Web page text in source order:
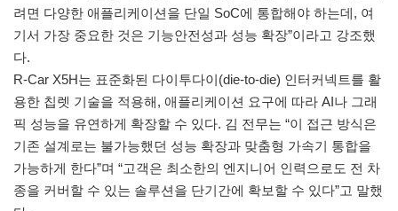
려면 다양한 애플리케이션을 단일 SoC에 통합해야 하는데, 여
기서 가장 중요한 것은 기능안전성과 성능 확장”이라고 강조했
다.
R-Car X5H는 표준화된 다이투다이(die-to-die) 인터커넥트를 활
용한 칩렛 기술을 적용해, 애플리케이션 요구에 따라 AI나 그래
픽 성능을 유연하게 확장할 수 있다. 김 전무는 “이 접근 방식은
기존 설계로는 불가능했던 성능 확장과 맞춤형 가속기 통합을
가능하게 한다”며 “고객은 최소한의 엔지니어 인력으로도 전 차
종을 커버할 수 있는 솔루션을 단기간에 확보할 수 있다”고 말했